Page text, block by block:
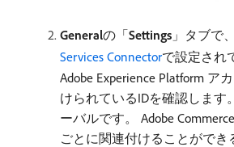
General​の「Settings 」タブで、
Services Connectorで設定され
Adobe Experience Platform ア
けられているIDを確認します
ーバルです。 Adobe
ごとに関連付けることができ